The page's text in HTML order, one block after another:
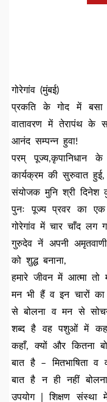
गोरेगांव (मुंबई)
प्रकति के गोद में
वातावरण में तेरापंथ के
आनंद सम्पन्न हुवा!
परम् पूज्य,कृपानिधान
कार्यक्रम की सुरुवात हुई,
संयोजक मुनि श्री दिनेश
पुनः पूज्य प्रवर का एक
गोरेगांव में चार चाँद लग
गुरुदेव नें अपनी
को शुद्ध बनाना,
हमारे जीवन में आत्मा
मन भी हैं व इन चारों का
से बोलना व मन से
शब्द है वह पशुओं में कहाँ
कहाँ, क्यों और कितना
बात है – मितभाषिता
बात है न ही नहीं
उपयोग | शिक्षण संस्था